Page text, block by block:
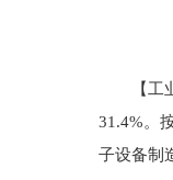
【工业
31.4%。
子设备制